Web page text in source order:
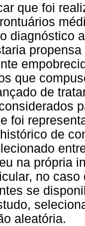
que foi
diagnóstico
que
de
foi
de
na própria
no
se
aleatória.